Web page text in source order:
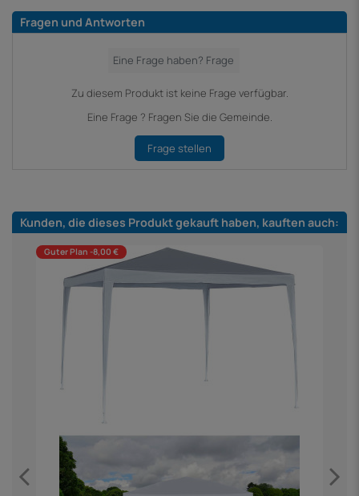
Fragen und Antworten
Zu diesem Produkt ist keine Frage verfügbar.
Eine Frage ? Fragen Sie die Gemeinde.
Frage stellen
Kunden, die dieses Produkt gekauft haben, kauften auch:
Guter Plan -8,00 €